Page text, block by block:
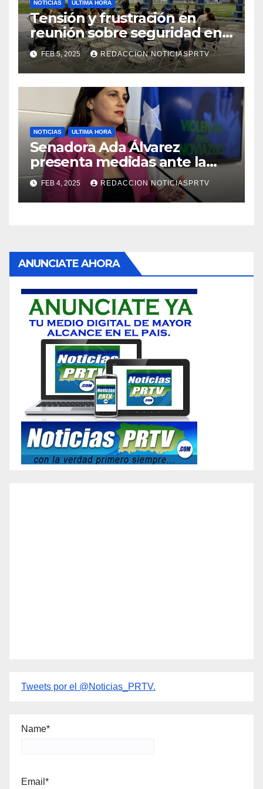
NOTICIAS ULTIMA HORA
Tensión y frustración en
reunión sobre seguridad en
Reparto Metropolitano
FEB 5, 2025 REDACCION NOTICIASPRTV
NOTICIAS ULTIMA HORA
Senadora Ada Álvarez
presenta medidas ante la
violencia en el noviazgo
FEB 4, 2025 REDACCION NOTICIASPRTV
ANUNCIATE AHORA
Tweets por el @Noticias_PRTV.
Name*
Email*